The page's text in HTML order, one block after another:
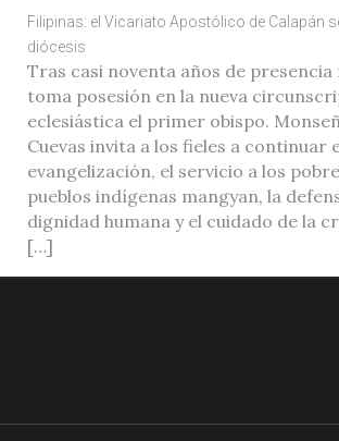
Filipinas: el Vicariato Apostólico de Calapán
diócesis
Tras casi noventa años de presencia
toma posesión en la nueva
eclesiástica el primer obispo.
Cuevas invita a los fieles a continuar
evangelización, el servicio a los
pueblos indígenas mangyan, la
dignidad humana y el cuidado de la
[…]